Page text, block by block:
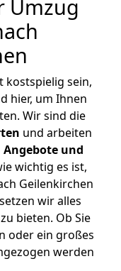
Umzug
kostspielig sein,
hier, um Ihnen
Wir sind die
und arbeiten
Angebote und
wichtig es ist,
Geilenkirchen
wir alles
bieten. Ob Sie
oder ein großes
werden